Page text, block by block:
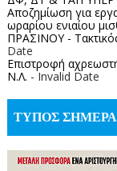
Αποζημίωση για
ωραρίου ενιαίου
ΠΡΑΣΙΝΟΥ -
Date
Επιστροφή
Ν.Λ. - Invalid Date
ΤΥΠΟΣ ΣΗΜΕΡΑ